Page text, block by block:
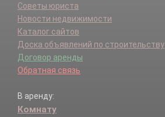
Советы юриста
Новости недвижимости
Каталог сайтов
Доска объявлений по строительству
Договор аренды
Обратная связь
В аренду:
Комнату